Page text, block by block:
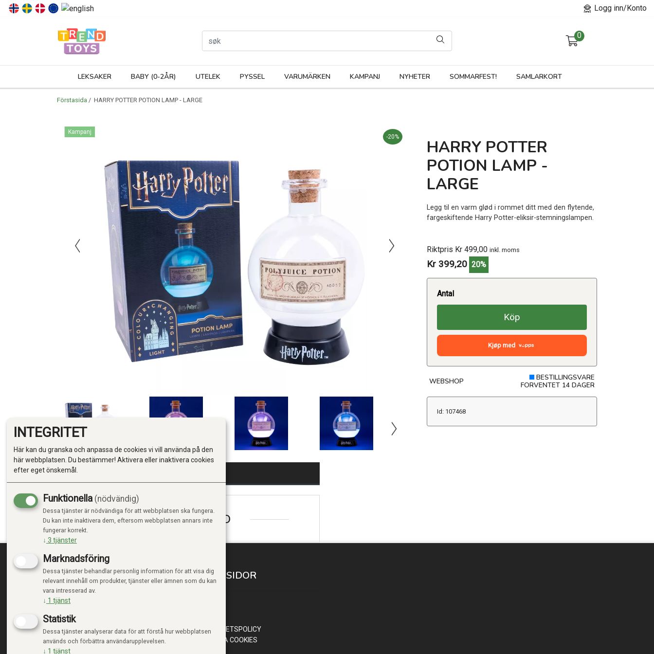
Logg inn/Konto
0
LEKSAKER BABY (0-2ÅR) UTELEK PYSSEL VARUMÄRKEN KAMPANJ NYHETER SOMMARFEST! SAMLARKORT
Förstasida / HARRY POTTER POTION LAMP - LARGE
Kampanj
-20%
HARRY POTTER
POTION LAMP -
LARGE
Legg til en varm glød i rommet ditt med den flytende,
fargeskiftende Harry Potter-eliksir-stemningslampen.
Riktpris Kr 499,00 inkl. moms
Kr 399,20 20%
Antal
Köp
Kjøp med
WEBSHOP
BESTILLINGSVARE
FORVENTET 14 DAGER
Id: 107468
Produktinfo
PRODUKTINFO
0
TRENDTOYS.SE
OM TRENDTOYS
MINA SIDOR
INTEGRITETSPOLICY
HANTERA COOKIES
INTEGRITET
Här kan du granska och anpassa de cookies vi vill använda på den
här webbplatsen. Du bestämmer! Aktivera eller inaktivera cookies
efter eget önskemål.
Funktionella (nödvändig)
Dessa tjänster är nödvändiga för att webbplatsen ska fungera.
Du kan inte inaktivera dem, eftersom webbplatsen annars inte
fungerar korrekt.
↓ 3 tjänster
Marknadsföring
Dessa tjänster behandlar personlig information för att visa dig
relevant innehåll om produkter, tjänster eller ämnen som du kan
vara intresserad av.
↓ 1 tjänst
Statistik
Dessa tjänster analyserar data för att förstå hur webbplatsen
används och förbättra användarupplevelsen.
↓ 1 tjänst